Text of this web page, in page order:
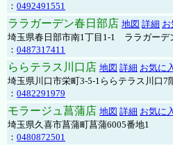
： 0492491551
ララガーデン春日部店 地図 詳細
埼玉県春日部市南1丁目1-1 ララガーデ
： 0487317411
ららテラス川口店 地図 詳細 お気に
埼玉県川口市栄町3-5-1ららテラス川口7
： 0482291979
モラージュ菖蒲店 地図 詳細 お気に
埼玉県久喜市菖蒲町菖蒲6005番地1
： 0480872501